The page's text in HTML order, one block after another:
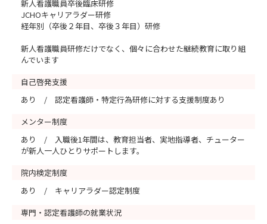
新人看護職員卒後臨床研修
JCHOキャリアラダー研修
経年別（卒後２年目、卒後３年目）研修
新人看護職員研修だけでなく、個々に合わせた継続教育に取り組
んでいます
自己啓発支援
あり / 認定看護師・特定行為研修に対する支援制度あり
メンター制度
あり / 入職後1年間は、教育担当者、実地指導者、チューター
が新人一人ひとりサポートします。
院内検定制度
あり / キャリアラダー認定制度
専門・認定看護師の就業状況